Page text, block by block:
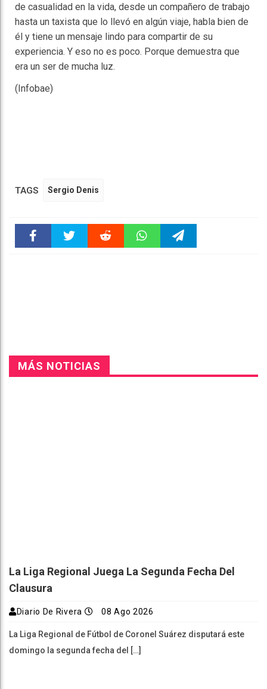
de casualidad en la vida, desde un compañero de trabajo
hasta un taxista que lo llevó en algún viaje, habla bien de
él y tiene un mensaje lindo para compartir de su
experiencia. Y eso no es poco. Porque demuestra que
era un ser de mucha luz.
(Infobae)
TAGS Sergio Denis
MÁS NOTICIAS
La Liga Regional Juega La Segunda Fecha Del
Clausura
Diario De Rivera 08 Ago 2026
La Liga Regional de Fútbol de Coronel Suárez disputará este
domingo la segunda fecha del […]